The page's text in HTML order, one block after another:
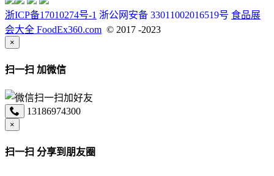
浙ICP备17010274号-1 浙公网安备 33011002016519号 食品展
会大全 FoodEx360.com © 2017 -2023
×
扫一扫 加微信
13186974300
×
扫一扫 分享到朋友圈